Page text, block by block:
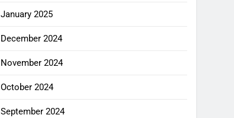
January 2025
December 2024
November 2024
October 2024
September 2024